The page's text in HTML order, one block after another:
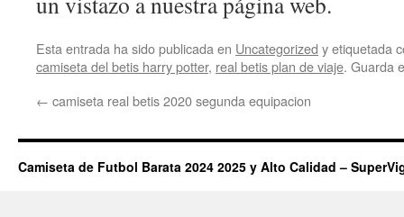
Esta entrada ha sido publicada en Uncategorized y etiquetada
camiseta del betis harry potter, real betis plan de viaje. Guarda
← camiseta real betis 2020 segunda equipacion
Camiseta de Futbol Barata 2024 2025 y Alto Calidad –